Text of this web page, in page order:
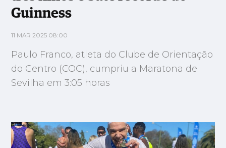
Guinness
11 MAR 2025 08:00
Paulo Franco, atleta do Clube de Orientação
do Centro (COC), cumpriu a Maratona de
Sevilha em 3:05 horas